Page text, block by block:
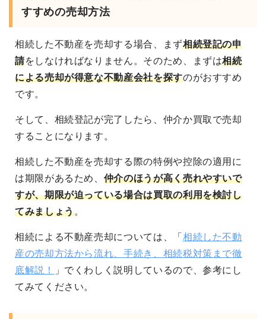
すすめの売却方法
相続した不動産を売却する場合、まず相続登記の申
請をしなければなりません。そのため、まずは相続
による売却が得意な不動産会社を探すのがおすすめ
です。
そして、相続登記が完了したら、仲介か買取で売却
することになります。
相続した不動産を売却する際の特例や控除の適用に
は期限があるため、 仲介のほうが高く売れやすいで
すが、期限が迫っている場合は買取の利用を検討し
てみましょう。
相続による不動産売却については、「 相続した不動
産の売却方法から流れ、手続き、相続税対策まで徹
底解説！
」でくわしく説明しているので、参考にし
てみてください。